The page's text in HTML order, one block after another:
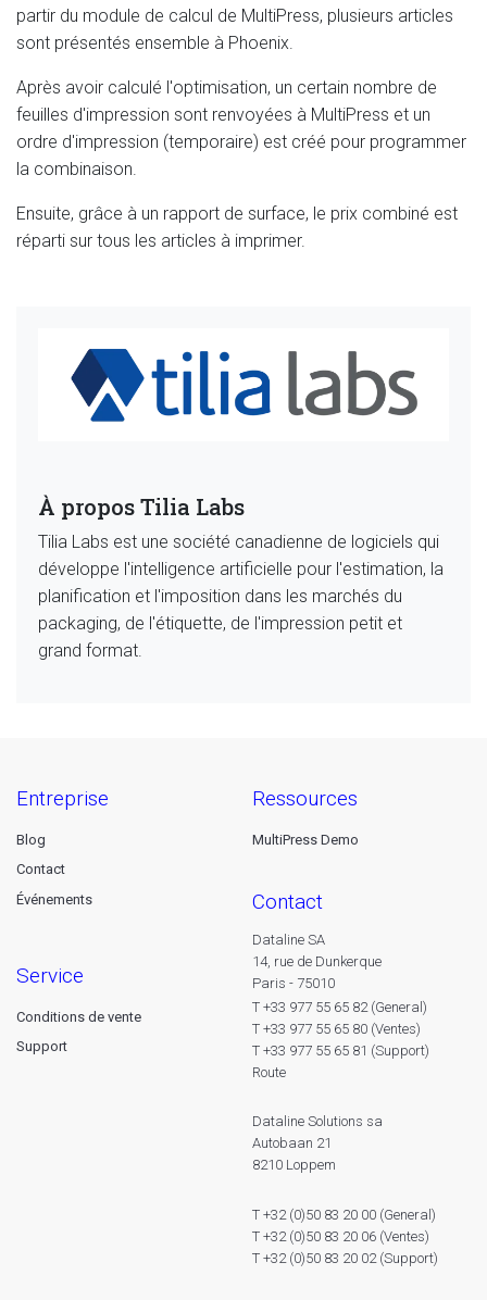
partir du module de calcul de MultiPress, plusieurs articles
sont présentés ensemble à Phoenix.
Après avoir calculé l'optimisation, un certain nombre de
feuilles d'impression sont renvoyées à MultiPress et un
ordre d'impression (temporaire) est créé pour programmer
la combinaison.
Ensuite, grâce à un rapport de surface, le prix combiné est
réparti sur tous les articles à imprimer.
À propos Tilia Labs
Tilia Labs est une société canadienne de logiciels qui
développe l'intelligence artificielle pour l'estimation, la
planification et l'imposition dans les marchés du
packaging, de l'étiquette, de l'impression petit et
grand format.
entreprise
Blog
Contact
Événements
service
Conditions de vente
Support
ressources
MultiPress Demo
contact
Dataline SA
14, rue de Dunkerque
Paris - 75010
T +33 977 55 65 82 (General)
T +33 977 55 65 80 (Ventes)
T +33 977 55 65 81 (Support)
Route
Dataline Solutions sa
Autobaan 21
8210 Loppem
T +32 (0)50 83 20 00 (General)
T +32 (0)50 83 20 06 (Ventes)
T +32 (0)50 83 20 02 (Support)